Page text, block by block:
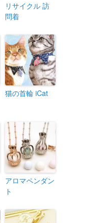
リサイクル 訪
問着
猫の首輪 iCat
アロマペンダン
ト